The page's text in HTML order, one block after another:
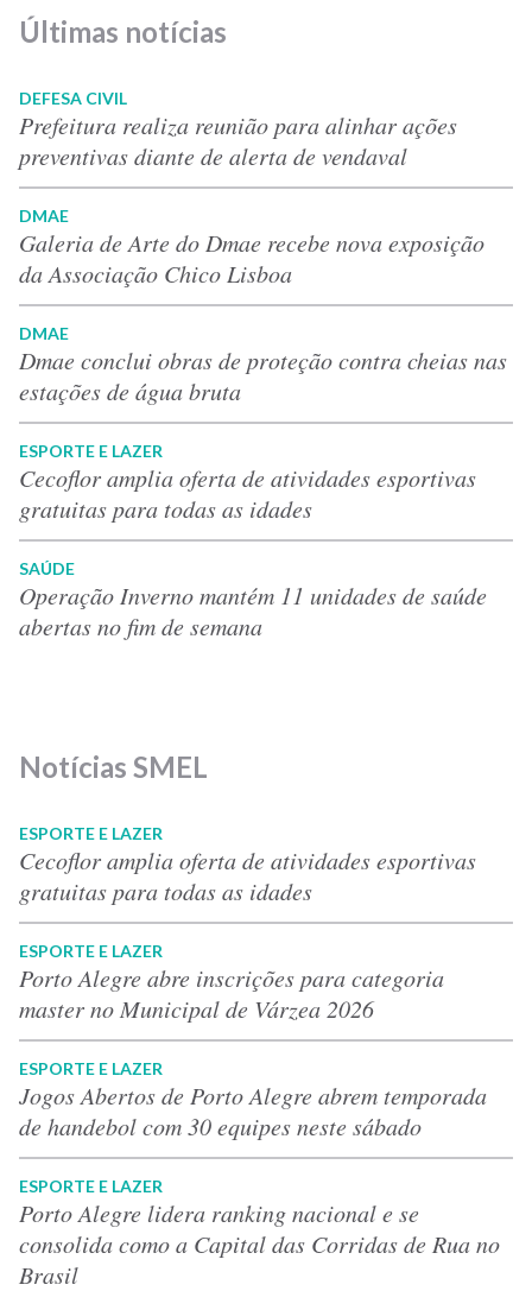
Últimas notícias
DEFESA CIVIL
Prefeitura realiza reunião para alinhar ações
preventivas diante de alerta de vendaval
DMAE
Galeria de Arte do Dmae recebe nova exposição
da Associação Chico Lisboa
DMAE
Dmae conclui obras de proteção contra cheias nas
estações de água bruta
ESPORTE E LAZER
Cecoflor amplia oferta de atividades esportivas
gratuitas para todas as idades
SAÚDE
Operação Inverno mantém 11 unidades de saúde
abertas no fim de semana
Notícias SMEL
ESPORTE E LAZER
Cecoflor amplia oferta de atividades esportivas
gratuitas para todas as idades
ESPORTE E LAZER
Porto Alegre abre inscrições para categoria
master no Municipal de Várzea 2026
ESPORTE E LAZER
Jogos Abertos de Porto Alegre abrem temporada
de handebol com 30 equipes neste sábado
ESPORTE E LAZER
Porto Alegre lidera ranking nacional e se
consolida como a Capital das Corridas de Rua no
Brasil